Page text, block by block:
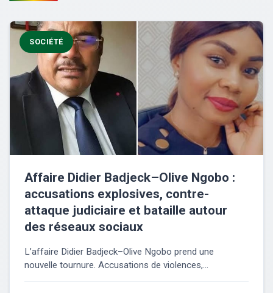
SOCIÉTÉ
Affaire Didier Badjeck–Olive Ngobo :
accusations explosives, contre-
attaque judiciaire et bataille autour
des réseaux sociaux
L’affaire Didier Badjeck–Olive Ngobo prend une
nouvelle tournure. Accusations de violences,...